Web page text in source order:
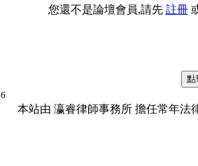
您還不是論壇會員,請先 註冊
本站由 瀛睿律師事務所 擔任常年法